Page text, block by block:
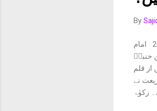
By
زیرِ استعمال زیورات پر زکوٰۃ فرض کیوں نہیں؟ ساجد محمود انصاری حنبلی اکتوبر 27, 2024 امام
حنبلؒ
قلم
نے
زکوٰۃ